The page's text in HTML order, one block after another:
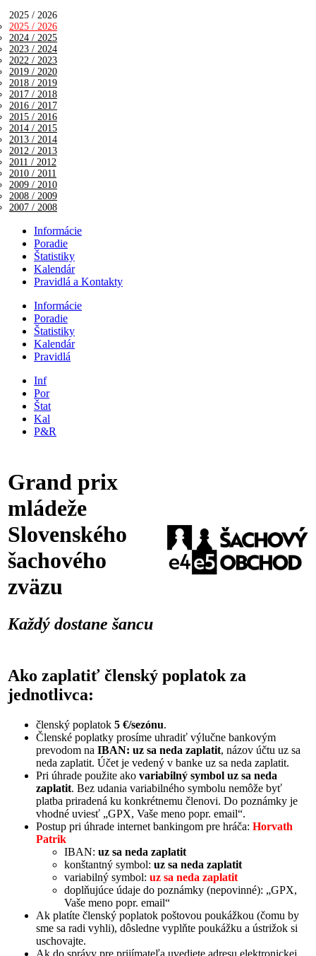
2025 / 2026
2025 / 2026
2024 / 2025
2023 / 2024
2022 / 2023
2019 / 2020
2018 / 2019
2017 / 2018
2016 / 2017
2015 / 2016
2014 / 2015
2013 / 2014
2012 / 2013
2011 / 2012
2010 / 2011
2009 / 2010
2008 / 2009
2007 / 2008
Informácie
Poradie
Štatistiky
Kalendár
Pravidlá a Kontakty
Informácie
Poradie
Štatistiky
Kalendár
Pravidlá
Inf
Por
Štat
Kal
P&R
Grand prix
mládeže
Slovenského
šachového
zväzu
Každý dostane šancu
Ako zaplatiť členský poplatok za
jednotlivca:
členský poplatok 5 €/sezónu.
Členské poplatky prosíme uhradiť výlučne bankovým
prevodom na IBAN: uz sa neda zaplatit, názov účtu uz sa
neda zaplatit. Účet je vedený v banke uz sa neda zaplatit.
Pri úhrade použite ako variabilný symbol uz sa neda
zaplatit. Bez udania variabilného symbolu nemôže byť
platba priradená ku konkrétnemu členovi. Do poznámky je
vhodné uviesť „GPX, Vaše meno popr. email“.
Postup pri úhrade internet bankingom pre hráča: Horvath
Patrik
IBAN: uz sa neda zaplatit
konštantný symbol: uz sa neda zaplatit
variabilný symbol: uz sa neda zaplatit
doplňujúce údaje do poznámky (nepovinné): „GPX,
Vaše meno popr. email“
Ak platíte členský poplatok poštovou poukážkou (čomu by
sme sa radi vyhli), dôsledne vyplňte poukážku a ústrižok si
uschovajte.
Ak do správy pre prijímateľa uvediete adresu elektronickej